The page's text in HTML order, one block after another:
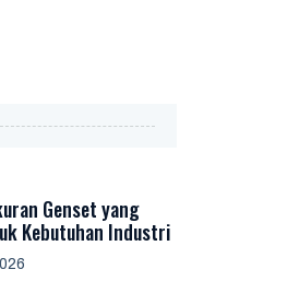
Genset yang
Kebutuhan Industri